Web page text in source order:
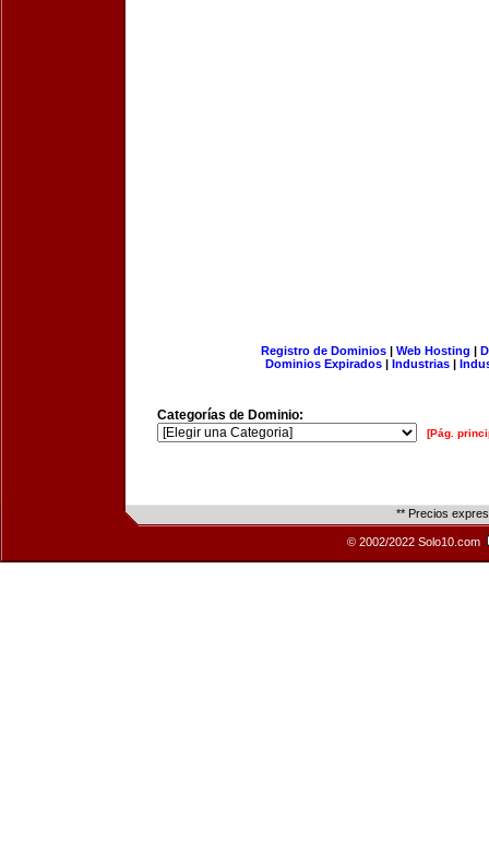
Registro de Dominios| Web Hosting |
Dominios Expirados | Industrias |
Categorías de Dominio:
[Pág.
** Precios
© 2002/2022 Solo10.com